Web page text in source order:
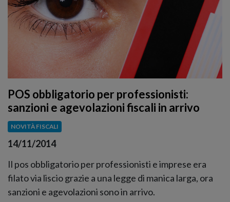
POS obbligatorio per professionisti:
sanzioni e agevolazioni fiscali in arrivo
NOVITÀ FISCALI
14/11/2014
Il pos obbligatorio per professionisti e imprese era
filato via liscio grazie a una legge di manica larga, ora
sanzioni e agevolazioni sono in arrivo.